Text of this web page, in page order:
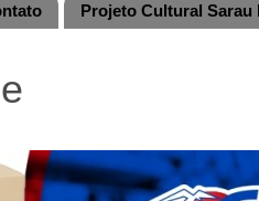
Projeto Cultural